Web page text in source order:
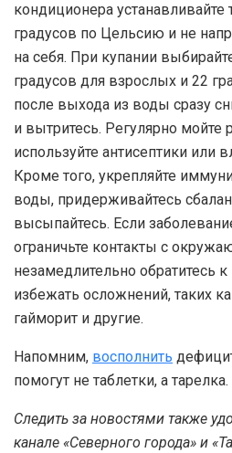
кондиционера
градусов по Цельсию и не
на себя. При купании
градусов для взрослых и 22
после выхода из воды сразу
и вытритесь. Регулярно
используйте антисептики или
Кроме того, укрепляйте
воды, придерживайтесь
высыпайтесь. Если
ограничьте контакты с
незамедлительно обратитесь
избежать осложнений, таких
гайморит и другие.
Напомним, восполнить
помогут не таблетки, а тарелка.
Следить за новостями также
канале «Северного города» и